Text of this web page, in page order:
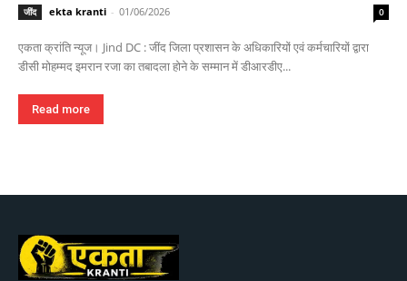
जींद ekta kranti - 01/06/2026 0
एकता क्रांति न्यूज। Jind DC : जींद जिला प्रशासन के अधिकारियों एवं कर्मचारियों द्वारा
डीसी मोहम्मद इमरान रजा का तबादला होने के सम्मान में डीआरडीए...
Read more